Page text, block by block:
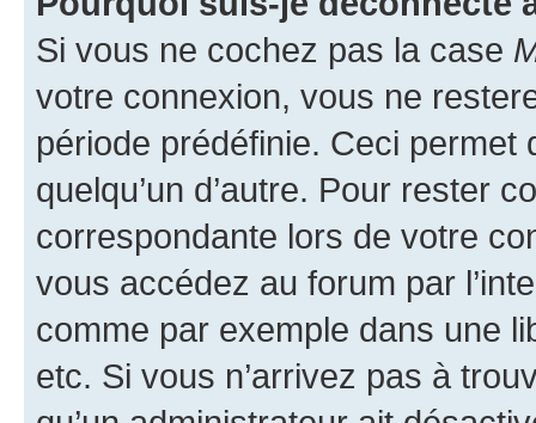
Si vous ne cochez pas la case
votre connexion, vous ne
période prédéfinie. Ceci permet
quelqu’un d’autre. Pour rester
correspondante lors de votre
vous accédez au forum par
comme par exemple dans une
etc. Si vous n’arrivez pas à